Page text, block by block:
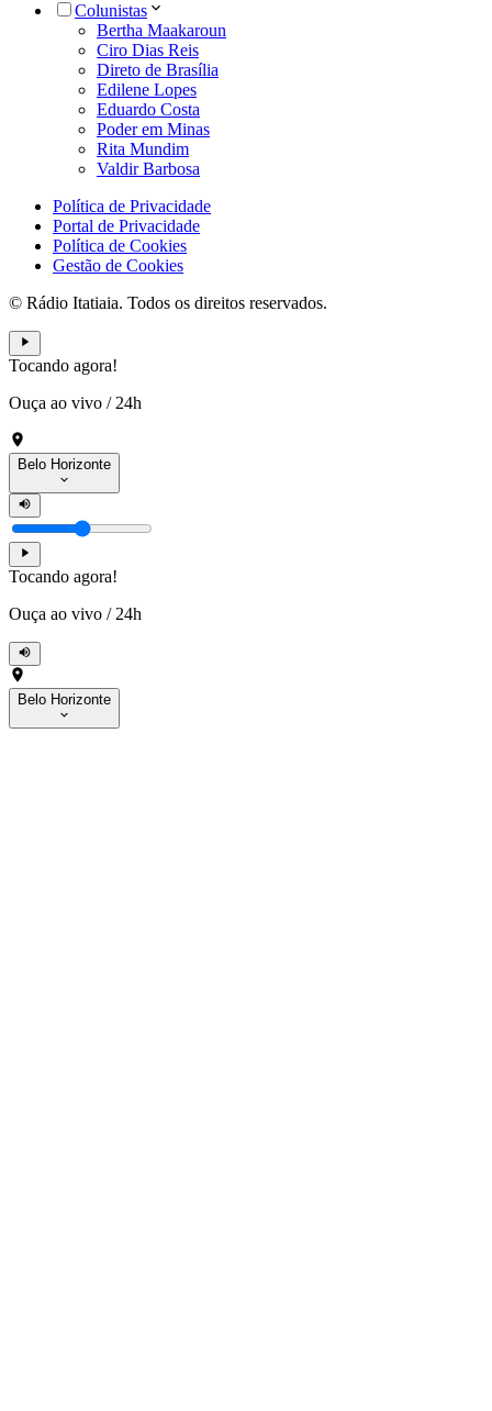
Colunistas
Bertha Maakaroun
Ciro Dias Reis
Direto de Brasília
Edilene Lopes
Eduardo Costa
Poder em Minas
Rita Mundim
Valdir Barbosa
Política de Privacidade
Portal de Privacidade
Política de Cookies
Gestão de Cookies
© Rádio Itatiaia. Todos os direitos reservados.
Tocando agora!
Ouça ao vivo / 24h
Belo Horizonte
Tocando agora!
Ouça ao vivo / 24h
Belo Horizonte